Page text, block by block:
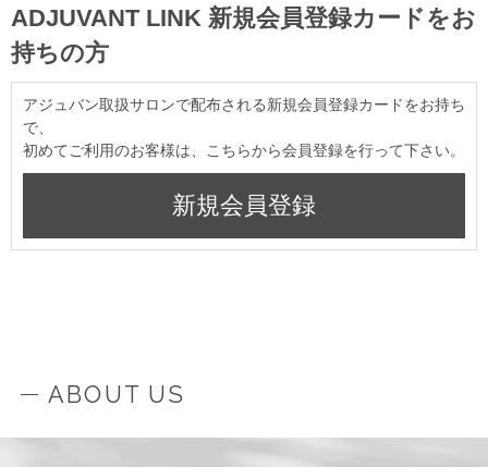
ADJUVANT LINK 新規会員登録カードをお
持ちの方
アジュバン取扱サロンで配布される新規会員登録カードをお持ち
で、
初めてご利用のお客様は、こちらから会員登録を行って下さい。
ABOUT US